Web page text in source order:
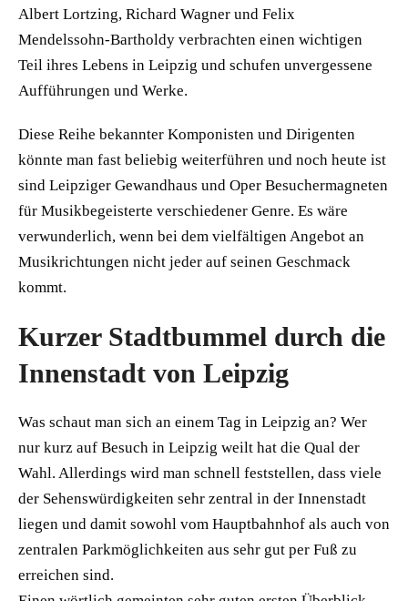
Albert Lortzing, Richard Wagner und Felix
Mendelssohn-Bartholdy verbrachten einen wichtigen
Teil ihres Lebens in Leipzig und schufen unvergessene
Aufführungen und Werke.
Diese Reihe bekannter Komponisten und Dirigenten
könnte man fast beliebig weiterführen und noch heute ist
sind Leipziger Gewandhaus und Oper Besuchermagneten
für Musikbegeisterte verschiedener Genre. Es wäre
verwunderlich, wenn bei dem vielfältigen Angebot an
Musikrichtungen nicht jeder auf seinen Geschmack
kommt.
Kurzer Stadtbummel durch die
Innenstadt von Leipzig
Was schaut man sich an einem Tag in Leipzig an? Wer
nur kurz auf Besuch in Leipzig weilt hat die Qual der
Wahl. Allerdings wird man schnell feststellen, dass viele
der Sehenswürdigkeiten sehr zentral in der Innenstadt
liegen und damit sowohl vom Hauptbahnhof als auch von
zentralen Parkmöglichkeiten aus sehr gut per Fuß zu
erreichen sind.